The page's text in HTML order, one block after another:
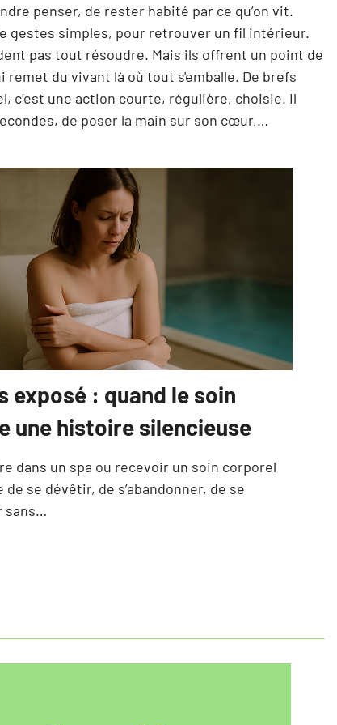
penser, de rester habité par ce qu’on vit.
gestes simples, pour retrouver un fil intérieur.
pas tout résoudre. Mais ils offrent un point de
du vivant là où tout s'emballe. De brefs
c’est une action courte, régulière, choisie. Il
de poser la main sur son cœur,…
exposé : quand le soin
une histoire silencieuse
dans un spa ou recevoir un soin corporel
de se dévêtir, de s’abandonner, de se
sans…